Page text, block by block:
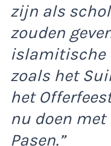
zijn als
zouden
islamitische
zoals het
het
nu doen met
Pasen.”